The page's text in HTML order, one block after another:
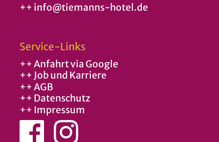
++ info@tiemanns-hotel.de
Service-Links
++ Anfahrt via Google
++ Job und Karriere
++ AGB
++ Datenschutz
++ Impressum